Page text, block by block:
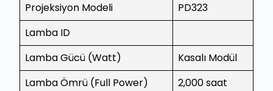
Projeksiyon Modeli
PD323
Lamba ID
Lamba Gücü (Watt)
Kasalı Modül
Lamba Ömrü (Full Power)
2,000 saat